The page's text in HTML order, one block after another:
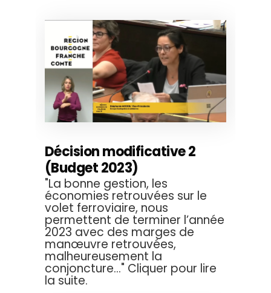
Décision modificative 2
(Budget 2023)
"La bonne gestion, les
économies retrouvées sur le
volet ferroviaire, nous
permettent de terminer l’année
2023 avec des marges de
manœuvre retrouvées,
malheureusement la
conjoncture..." Cliquer pour lire
la suite.